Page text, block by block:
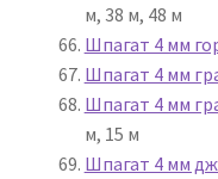
м, 38 м, 48 м
Шпагат 4 мм
Шпагат 4 мм
Шпагат 4 мм
м, 15 м
Шпагат 4 мм